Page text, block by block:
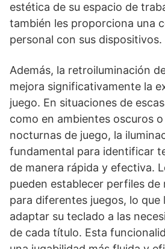
estética de su espacio de
también les proporciona una
personal con sus dispositivos.
Además, la retroiluminación
mejora significativamente la
juego. En situaciones de
como en ambientes oscuros
nocturnas de juego, la
fundamental para identificar
de manera rápida y efectiva.
pueden establecer perfiles de
para diferentes juegos, lo que
adaptar su teclado a las
de cada título. Esta